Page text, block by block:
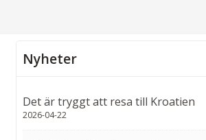
Nyheter
Det är tryggt att resa till Kroatien
2026-04-22